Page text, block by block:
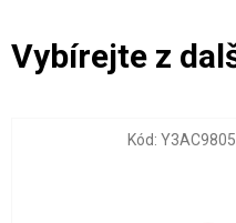
Kód: Y3AC9805